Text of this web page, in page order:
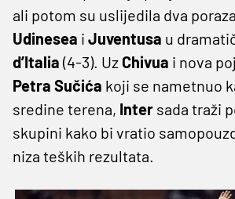
ali potom su uslijedila dva
Udinesea i Juventusa u
d’Italia (4-3). Uz Chivua i nova
Petra Sučića koji se nametnuo
sredine terena, Inter sada traži
skupini kako bi vratio
niza teških rezultata.